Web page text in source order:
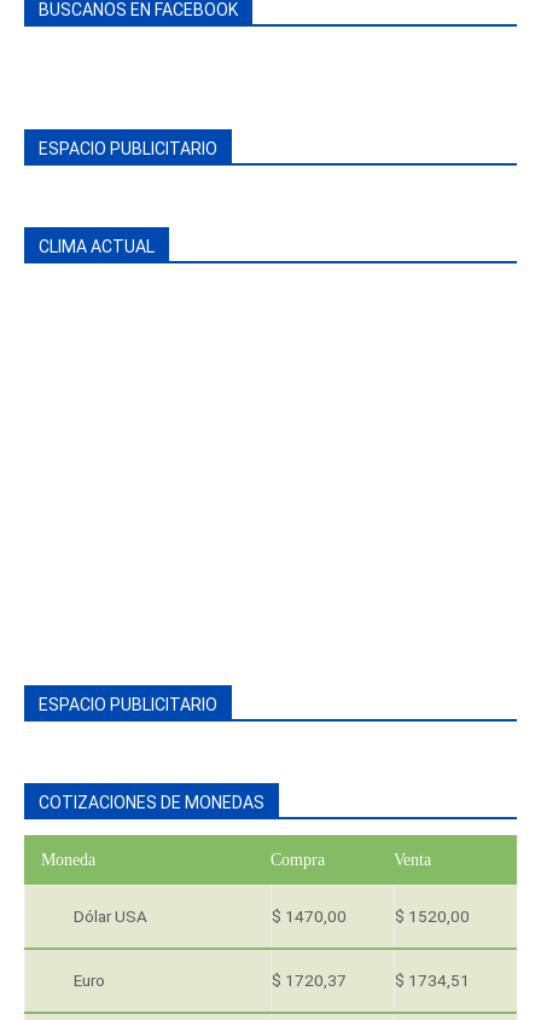
BUSCANOS EN FACEBOOK
ESPACIO PUBLICITARIO
CLIMA ACTUAL
ESPACIO PUBLICITARIO
COTIZACIONES DE MONEDAS
Moneda Compra Venta
Dólar USA $ 1470,00 $ 1520,00
Euro $ 1720,37 $ 1734,51